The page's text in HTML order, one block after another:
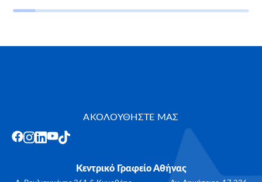
ΑΚΟΛΟΥΘΗΣΤΕ ΜΑΣ
Κεντρικό Γραφείο Αθήνας